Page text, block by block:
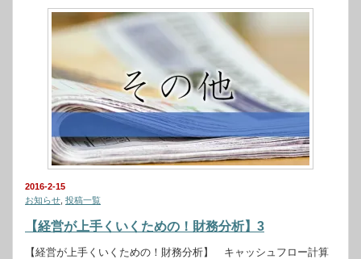
2016-2-15
お知らせ 投稿一覧
【経営が上手くいくための！財務分析】3
【経営が上手くいくための！財務分析】 キャッシュフロー計算